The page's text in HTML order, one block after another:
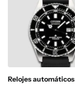
Relojes automáticos